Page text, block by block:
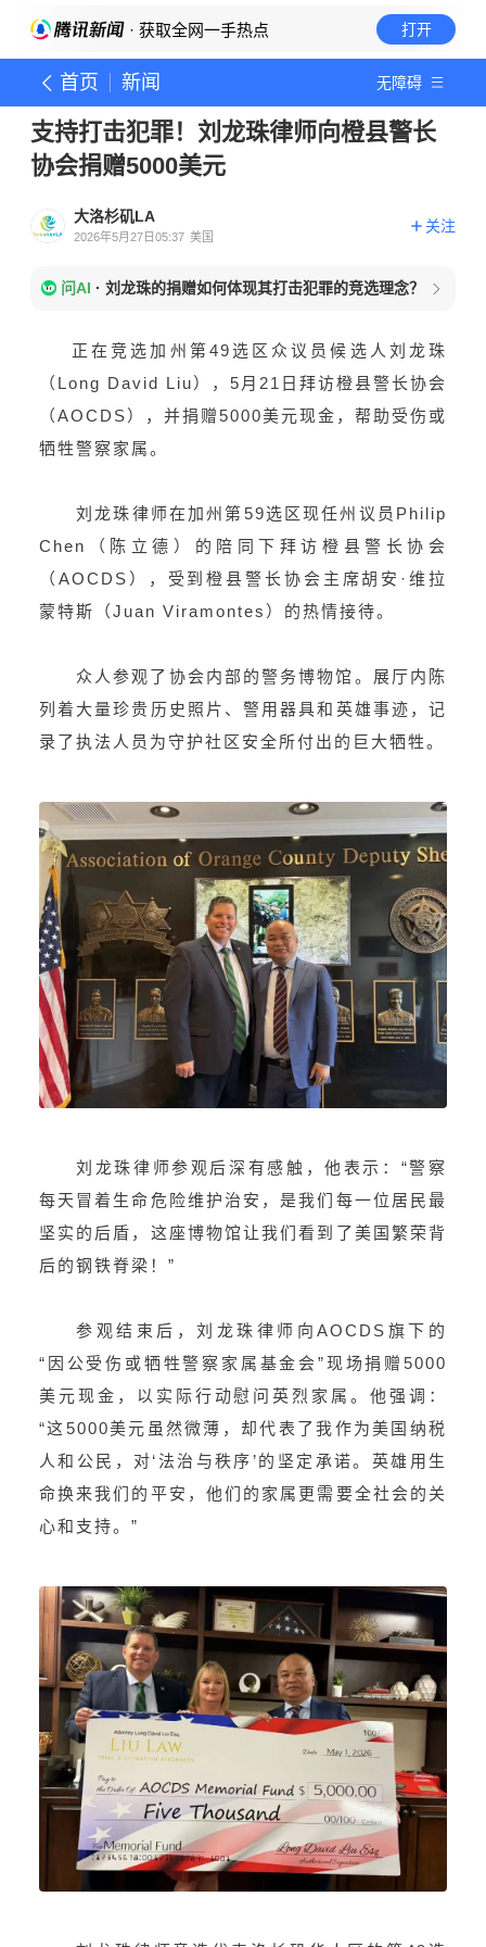
· 获取全网一手热点 打开
首页 新闻 无障碍
支持打击犯罪！刘龙珠律师向橙县警长
协会捐赠5000美元
大洛杉矶LA
2026年5月27日05:37 美国
关注
问AI · 刘龙珠的捐赠如何体现其打击犯罪的竞选理念？
正在竞选加州第49选区众议员候选人刘龙珠
（Long David Liu），5月21日拜访橙县警长协会
（AOCDS），并捐赠5000美元现金，帮助受伤或
牺牲警察家属。
刘龙珠律师在加州第59选区现任州议员Philip
Chen（陈立德）的陪同下拜访橙县警长协会
（AOCDS），受到橙县警长协会主席胡安·维拉
蒙特斯（Juan Viramontes）的热情接待。
众人参观了协会内部的警务博物馆。展厅内陈
列着大量珍贵历史照片、警用器具和英雄事迹，记
录了执法人员为守护社区安全所付出的巨大牺牲。
刘龙珠律师参观后深有感触，他表示：“警察
每天冒着生命危险维护治安，是我们每一位居民最
坚实的后盾，这座博物馆让我们看到了美国繁荣背
后的钢铁脊梁！”
参观结束后，刘龙珠律师向AOCDS旗下的
“因公受伤或牺牲警察家属基金会”现场捐赠5000
美元现金，以实际行动慰问英烈家属。他强调：
“这5000美元虽然微薄，却代表了我作为美国纳税
人和公民，对‘法治与秩序’的坚定承诺。英雄用生
命换来我们的平安，他们的家属更需要全社会的关
心和支持。”